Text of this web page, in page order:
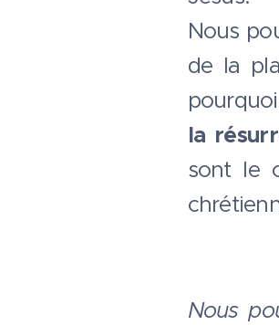
Nous
de la
la
sont le
Nous